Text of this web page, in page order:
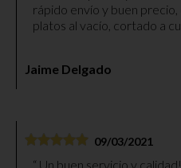
rápido envío y buen
platos al vacío, cortado a
Jaime Delgado
09/03/2021